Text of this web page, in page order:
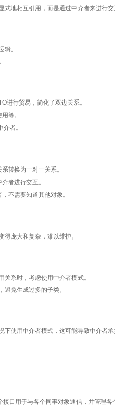
式地相互引用，而是通过中介者来进行
辑。
进行贸易，简化了双边关系。
等。
者。
转换为一对一关系。
者进行交互。
不需要知道其他对象。
得庞大和复杂，难以维护。
关系时，考虑使用中介者模式。
避免生成过多的子类。
下使用中介者模式，这可能导致中介者
接口用于与各个同事对象通信，并管理